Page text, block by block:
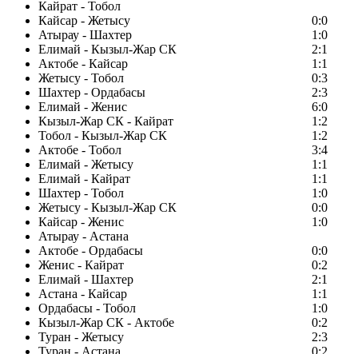
Кайрат - Тобол
Кайсар - Жетысу
0:0
Атырау - Шахтер
1:0
Елимай - Кызыл-Жар СК
2:1
Актобе - Кайсар
1:1
Жетысу - Тобол
0:3
Шахтер - Ордабасы
2:3
Елимай - Женис
6:0
Кызыл-Жар СК - Кайрат
1:2
Тобол - Кызыл-Жар СК
1:2
Актобе - Тобол
3:4
Елимай - Жетысу
1:1
Елимай - Кайрат
1:1
Шахтер - Тобол
1:0
Жетысу - Кызыл-Жар СК
0:0
Кайсар - Женис
1:0
Атырау - Астана
Актобе - Ордабасы
0:0
Женис - Кайрат
0:2
Елимай - Шахтер
2:1
Астана - Кайсар
1:1
Ордабасы - Тобол
1:0
Кызыл-Жар СК - Актобе
0:2
Туран - Жетысу
2:3